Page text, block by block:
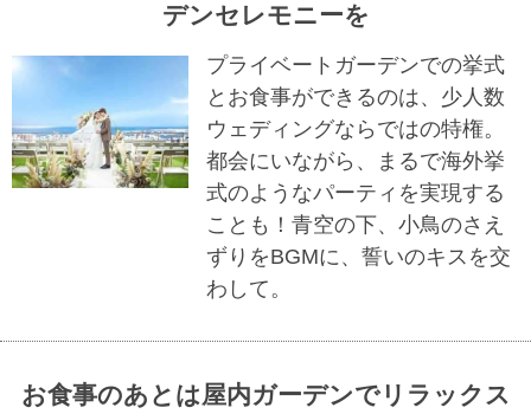
デンセレモニーを
プライベートガーデンでの挙式
とお食事ができるのは、少人数
ウェディングならではの特権。
都会にいながら、まるで海外挙
式のようなパーティを実現する
ことも！青空の下、小鳥のさえ
ずりをBGMに、誓いのキスを交
わして。
お食事のあとは屋内ガーデンでリラックス